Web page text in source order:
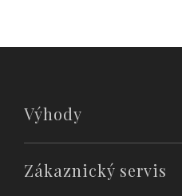
Výhody
Zákaznický servis